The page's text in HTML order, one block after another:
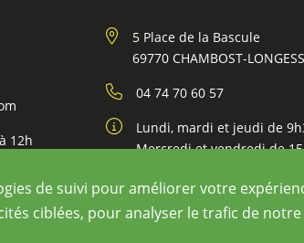
12h
5 Place de la Bascule
69770 CHAMBOST-
04 74 70 60 57
Lundi, mardi et jeudi de
Mercredi et vendredi de
de suivi pour améliorer votre
ciblées, pour analyser le trafic de